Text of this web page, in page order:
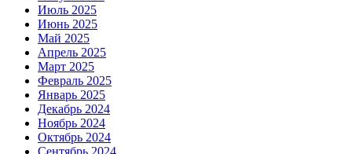
Июль 2025
Июнь 2025
Май 2025
Апрель 2025
Март 2025
Февраль 2025
Январь 2025
Декабрь 2024
Ноябрь 2024
Октябрь 2024